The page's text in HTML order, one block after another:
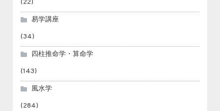
(22)
易学講座
(34)
四柱推命学・算命学
(143)
風水学
(284)